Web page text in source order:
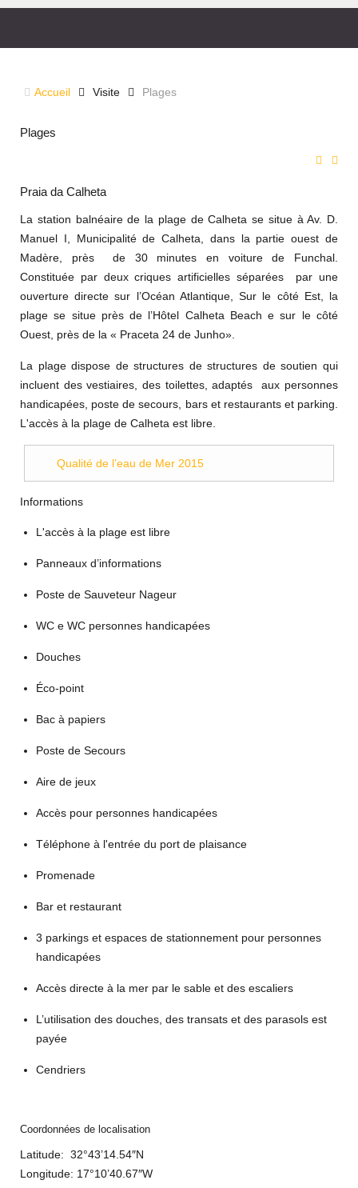
PLAGES
Accueil Visite Plages
Plages
Praia da Calheta
La station balnéaire de la plage de Calheta se situe à Av. D.
Manuel I, Municipalité de Calheta, dans la partie ouest de
Madère, près de 30 minutes en voiture de Funchal.
Constituée par deux criques artificielles séparées par une
ouverture directe sur l’Océan Atlantique, Sur le côté Est, la
plage se situe près de l’Hôtel Calheta Beach e sur le côté
Ouest, près de la « Praceta 24 de Junho».
La plage dispose de structures de structures de soutien qui
incluent des vestiaires, des toilettes, adaptés aux personnes
handicapées, poste de secours, bars et restaurants et parking.
L'accès à la plage de Calheta est libre.
Qualité de l’eau de Mer 2015
Informations
L'accès à la plage est libre
Panneaux d’informations
Poste de Sauveteur Nageur
WC e WC personnes handicapées
Douches
Éco-point
Bac à papiers
Poste de Secours
Aire de jeux
Accès pour personnes handicapées
Téléphone à l'entrée du port de plaisance
Promenade
Bar et restaurant
3 parkings et espaces de stationnement pour personnes
handicapées
Accès directe à la mer par le sable et des escaliers
L’utilisation des douches, des transats et des parasols est
payée
Cendriers
Coordonnées de localisation
Latitude: 32°43’14.54″N
Longitude: 17°10’40.67″W